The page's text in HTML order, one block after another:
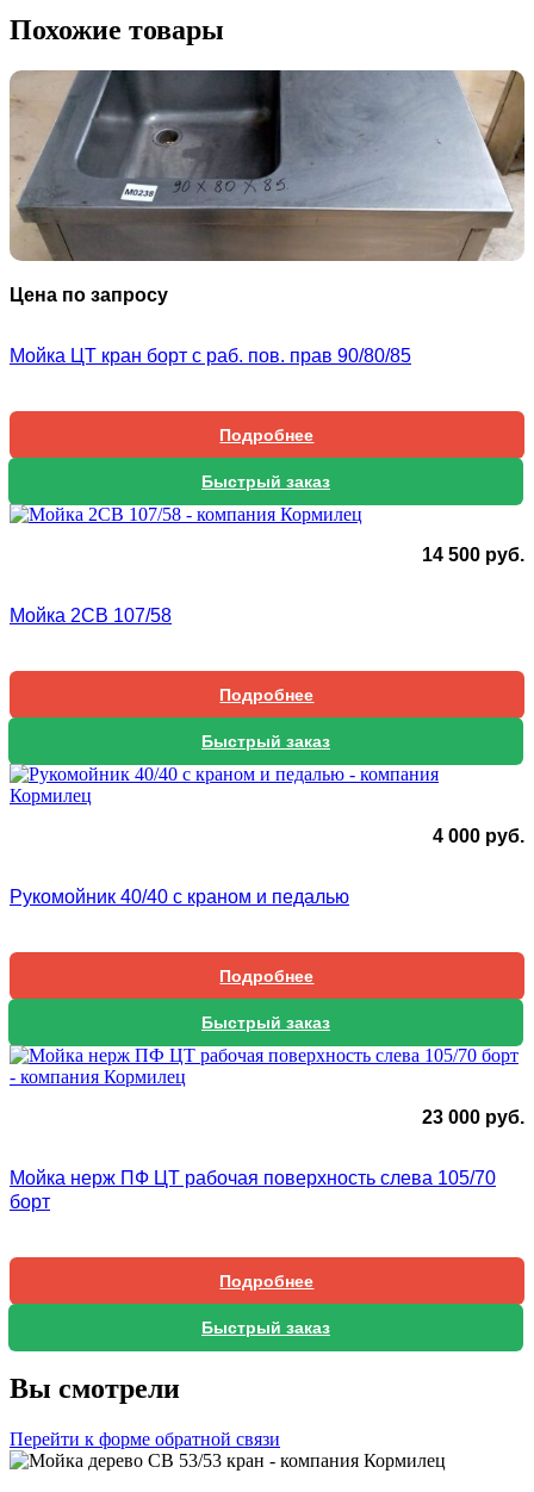
Похожие товары
Цена по запросу
Мойка ЦТ кран борт с раб. пов. прав 90/80/85
Подробнее
Быстрый заказ
14 500 руб.
Мойка 2СВ 107/58
Подробнее
Быстрый заказ
4 000 руб.
Рукомойник 40/40 с краном и педалью
Подробнее
Быстрый заказ
23 000 руб.
Мойка нерж ПФ ЦТ рабочая поверхность слева 105/70
борт
Подробнее
Быстрый заказ
Вы смотрели
Перейти к форме обратной связи